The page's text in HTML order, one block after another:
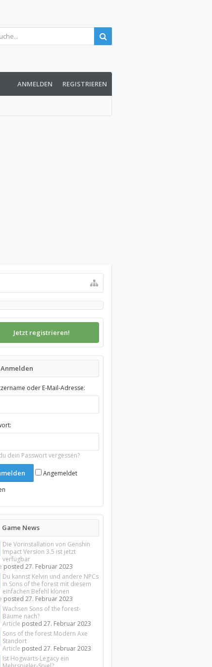
ANMELDEN REGISTRIEREN
Jetzt registrieren!
Anmelden
oder E-Mail-Adresse:
dein Passwort vergessen?
Angemeldet
Game News
Die Vorinstallation von Genshin
Impact Version 3.5 ist jetzt
verfügbar
posted27. Februar 2023
Du kannst Kelvin und andere NPCs
in Sons of the forest mit diesem
einfachen Befehl klonen
posted27. Februar 2023
Wachsen Sons of the forest-
Bäume nach?
Article posted27. Februar 2023
Sons of the forest Modern Axe
Standort
Article posted27. Februar 2023
Ist Hogwarts-Legacy ein